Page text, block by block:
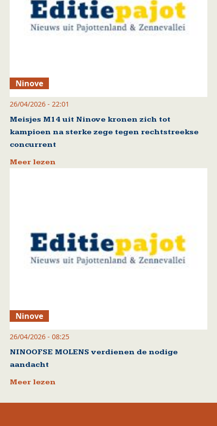
Ninove
26/04/2026 - 22:01
Meisjes M14 uit Ninove kronen zich tot
kampioen na sterke zege tegen rechtstreekse
concurrent
Meer lezen
Ninove
26/04/2026 - 08:25
NINOOFSE MOLENS verdienen de nodige
aandacht
Meer lezen